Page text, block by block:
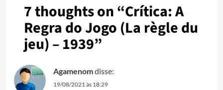
7 thoughts on “Crítica: A
Regra do Jogo (La règle du
jeu) – 1939”
Agamenomdisse:
19/08/2021 às 18:29